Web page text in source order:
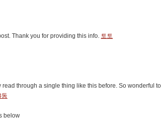
Thank you for providing this info. 토토
read through a single thing like this before. So wonderful
동
below